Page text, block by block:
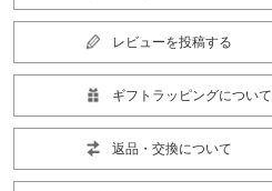
レビューを投稿する
ギフトラッピングについて
返品・交換について